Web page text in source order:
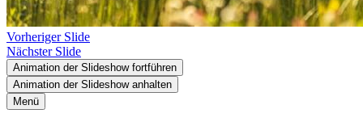
Vorheriger Slide
Nächster Slide
Animation der Slideshow fortführen
Animation der Slideshow anhalten
Menü